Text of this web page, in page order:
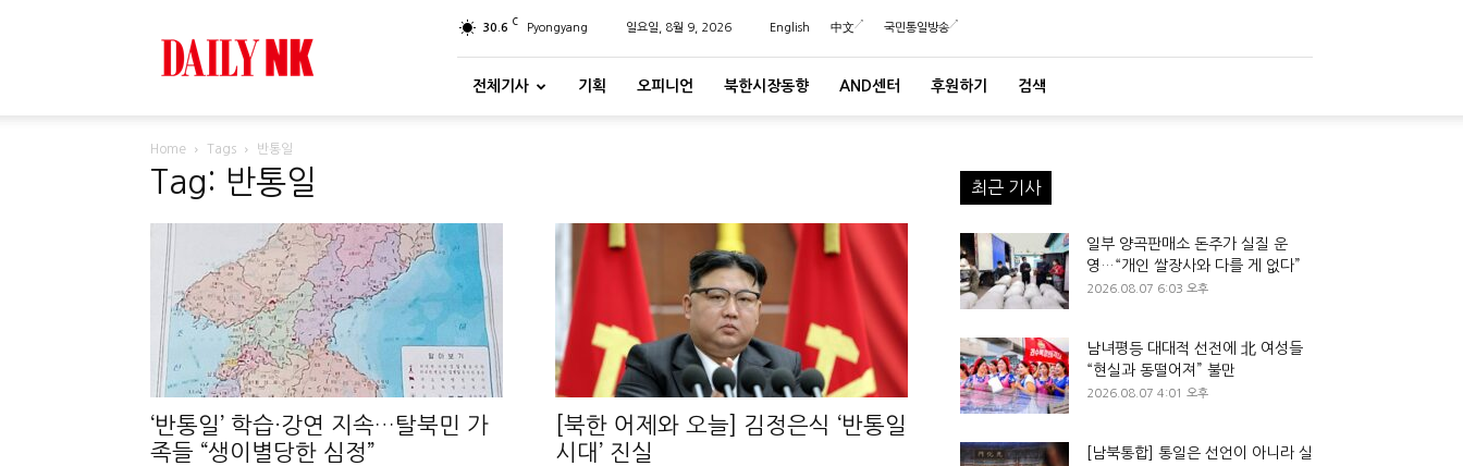
30.6 C Pyongyang 일요일, 8월 9, 2026 English 中文 국민통일방송
전체기사 기획 오피니언 북한시장동향 AND센터 후원하기 검색
Home Tags 반통일
Tag: 반통일
‘반통일’ 학습·강연 지속…탈북민 가
족들 “생이별당한 심정”
[북한 어제와 오늘] 김정은식 ‘반통일
시대’ 진실
최근 기사
일부 양곡판매소 돈주가 실질 운
영…“개인 쌀장사와 다를 게 없다”
2026.08.07 6:03 오후
남녀평등 대대적 선전에 北 여성들
“현실과 동떨어져” 불만
2026.08.07 4:01 오후
[남북통합] 통일은 선언이 아니라 실